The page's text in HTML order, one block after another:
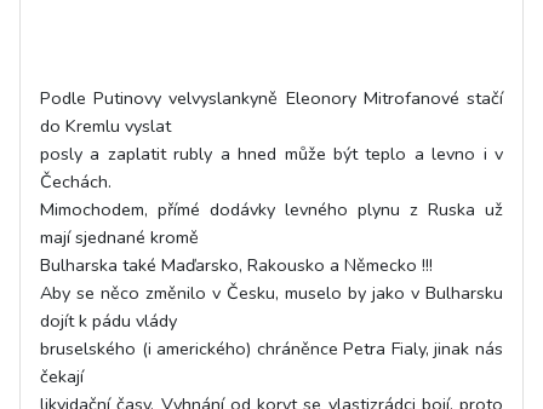
Podle Putinovy velvyslankyně Eleonory Mitrofanové stačí
do Kremlu vyslat
posly a zaplatit rubly a hned může být teplo a levno i v
Čechách.
Mimochodem, přímé dodávky levného plynu z Ruska už
mají sjednané kromě
Bulharska také Maďarsko, Rakousko a Německo !!!
Aby se něco změnilo v Česku, muselo by jako v Bulharsku
dojít k pádu vlády
bruselského (i amerického) chráněnce Petra Fialy, jinak nás
čekají
likvidační časy. Vyhnání od koryt se vlastizrádci bojí, proto